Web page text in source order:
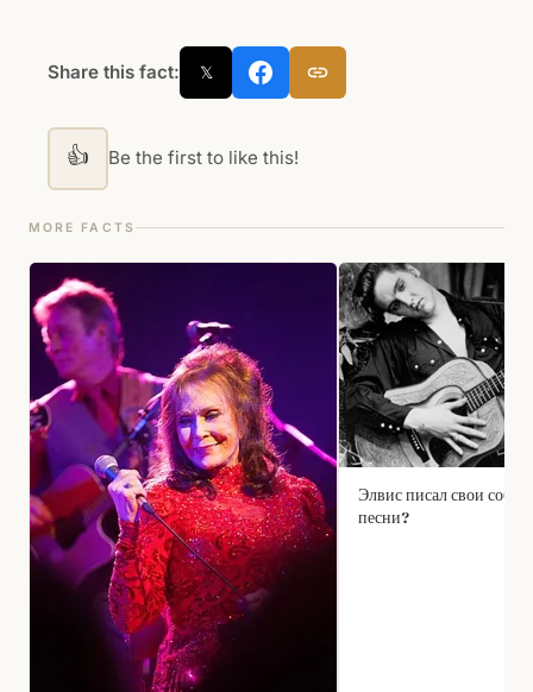
Share this fact: 𝕏
👍 Be the first to like this!
MORE FACTS
Элвис писал свои
песни?